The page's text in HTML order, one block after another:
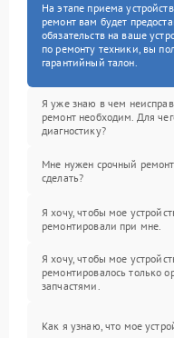
На этапе приема
ремонт вам будет
обязательств на ваше
по ремонту техники, вы
гарантийный талон.
Я уже знаю в чем
ремонт необходим. Для
диагностику?
Мне нужен срочный
сделать?
Я хочу, чтобы мое
ремонтировали при мне.
Я хочу, чтобы мое
ремонтировалось только
запчастями.
Как я узнаю, что мое